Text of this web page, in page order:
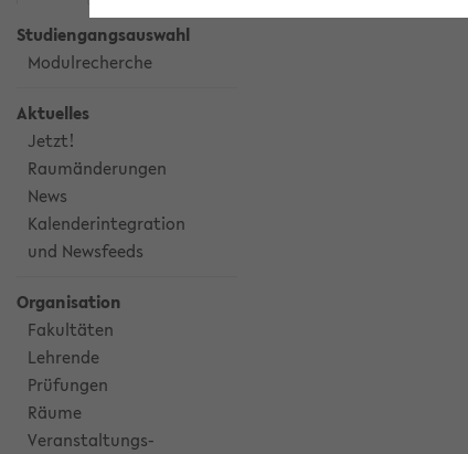
Studiengangsauswahl
Modulrecherche
Aktuelles
Jetzt!
Raumänderungen
News
Kalenderintegration
und Newsfeeds
Organisation
Fakultäten
Lehrende
Prüfungen
Räume
Veranstaltungs-